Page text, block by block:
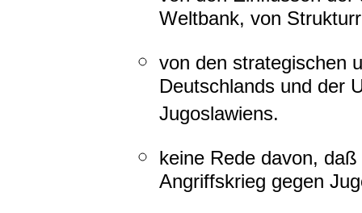
Weltbank, von
von den strategischen
Deutschlands und der
Jugoslawiens.
keine Rede davon,
Angriffskrieg gegen